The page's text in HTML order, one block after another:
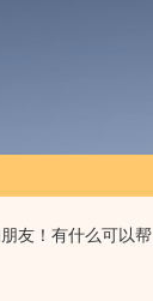
友！有什么可以帮